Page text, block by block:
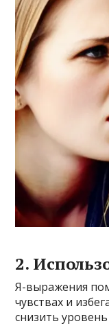
2.
Я-выражения
чувствах и
снизить